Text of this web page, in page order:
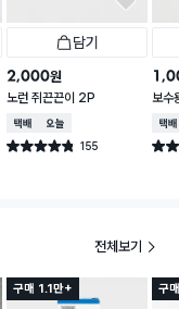
담기
2,000원
노런 쥐끈끈이 2P
택배배송오늘배송
별점 4.8점 155
건 작성
보수
cm
택배
별점
전체보기
구매 1.1만+ 구